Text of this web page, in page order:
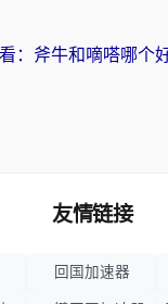
友情链接
回国加速器